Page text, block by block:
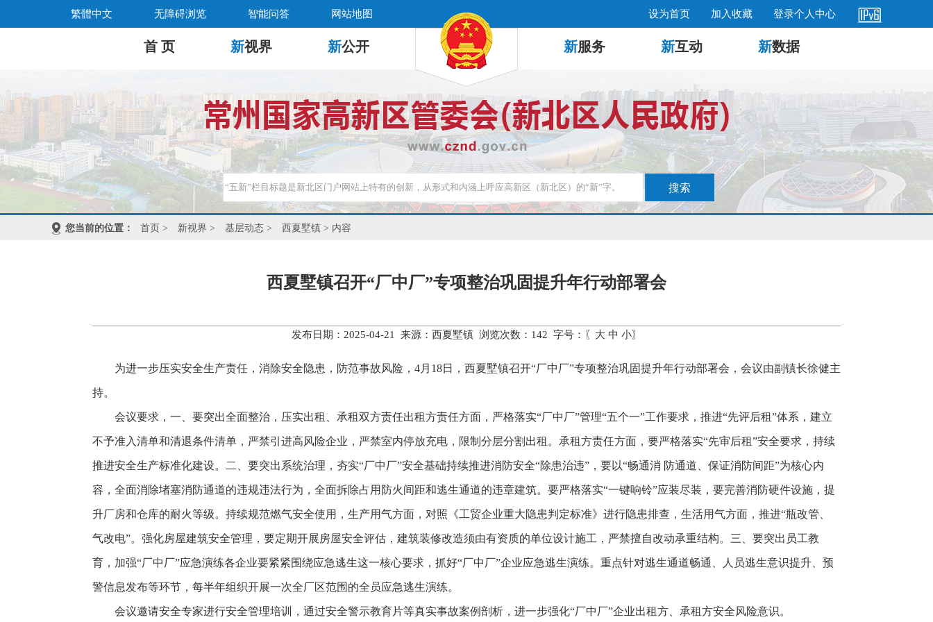
繁體中文 无障碍浏览 智能问答 网站地图 设为首页 加入收藏 登录个人中心
首 页 新视界 新公开 新服务 新互动 新数据
您当前的位置： 首页 > 新视界 > 基层动态 > 西夏墅镇 > 内容
西夏墅镇召开“厂中厂”专项整治巩固提升年行动部署会
发布日期：2025-04-21 来源：西夏墅镇 浏览次数： 142 字号：〖 大 中 小〗
为进一步压实安全生产责任，消除安全隐患，防范事故风险，4月18日，西夏墅镇召开“厂中厂”专项整治巩固提升年行动部署会，会议由副镇长徐健主
持。
会议要求，一、要突出全面整治，压实出租、承租双方责任出租方责任方面，严格落实“厂中厂”管理“五个一”工作要求，推进“先评后租”体系，建立
不予准入清单和清退条件清单，严禁引进高风险企业，严禁室内停放充电，限制分层分割出租。承租方责任方面，要严格落实“先审后租”安全要求，持续
推进安全生产标准化建设。二、要突出系统治理，夯实“厂中厂”安全基础持续推进消防安全“除患治违”，要以“畅通消 防通道、保证消防间距”为核心内
容，全面消除堵塞消防通道的违规违法行为，全面拆除占用防火间距和逃生通道的违章建筑。要严格落实“一键响铃”应装尽装，要完善消防硬件设施，提
升厂房和仓库的耐火等级。持续规范燃气安全使用，生产用气方面，对照《工贸企业重大隐患判定标准》进行隐患排查，生活用气方面，推进“瓶改管、
气改电”。强化房屋建筑安全管理，要定期开展房屋安全评估，建筑装修改造须由有资质的单位设计施工，严禁擅自改动承重结构。三、要突出员工教
育，加强“厂中厂”应急演练各企业要紧紧围绕应急逃生这一核心要求，抓好“厂中厂”企业应急逃生演练。重点针对逃生通道畅通、人员逃生意识提升、预
警信息发布等环节，每半年组织开展一次全厂区范围的全员应急逃生演练。
会议邀请安全专家进行安全管理培训，通过安全警示教育片等真实事故案例剖析，进一步强化“厂中厂”企业出租方、承租方安全风险意识。